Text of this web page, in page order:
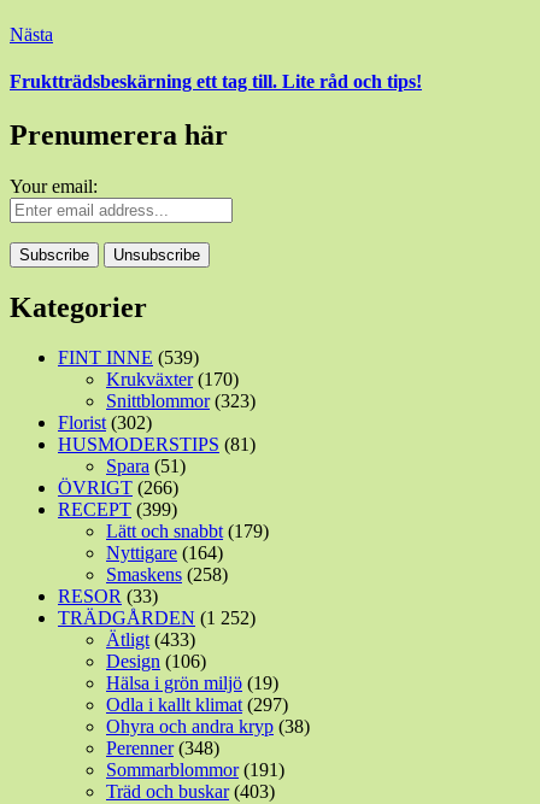
Nästa
Fruktträdsbeskärning ett tag till. Lite råd och tips!
Prenumerera här
Your email:
Kategorier
FINT INNE (539)
Krukväxter(170)
Snittblommor(323)
Florist(302)
HUSMODERSTIPS (81)
Spara (51)
ÖVRIGT (266)
RECEPT (399)
Lätt och snabbt(179)
Nyttigare (164)
Smaskens (258)
RESOR (33)
TRÄDGÅRDEN (1 252)
Ätligt(433)
Design (106)
Hälsa i grön miljö (19)
Odla i kallt klimat(297)
Ohyra och andra kryp (38)
Perenner(348)
Sommarblommor(191)
Träd och buskar(403)